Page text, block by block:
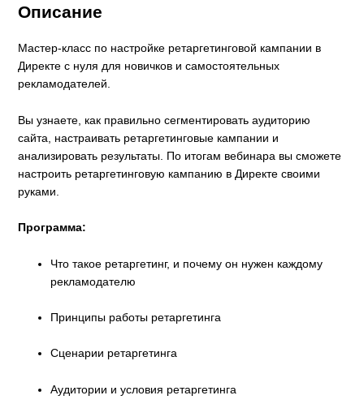
Описание
Мастер-класс по настройке ретаргетинговой кампании в
Директе с нуля для новичков и самостоятельных
рекламодателей.
Вы узнаете, как правильно сегментировать аудиторию
сайта, настраивать ретаргетинговые кампании и
анализировать результаты. По итогам вебинара вы сможете
настроить ретаргетинговую кампанию в Директе своими
руками.
Программа:
Что такое ретаргетинг, и почему он нужен каждому
рекламодателю
Принципы работы ретаргетинга
Сценарии ретаргетинга
Аудитории и условия ретаргетинга